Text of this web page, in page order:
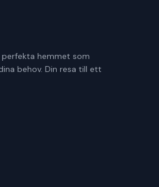
hemmet som
behov. Din resa till ett